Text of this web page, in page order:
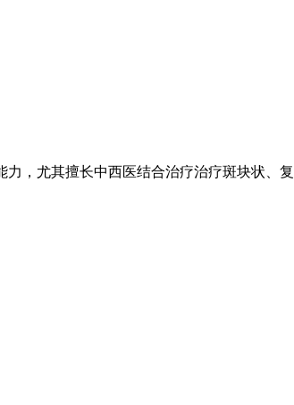
，尤其擅长中西医结合治疗治疗斑块状、